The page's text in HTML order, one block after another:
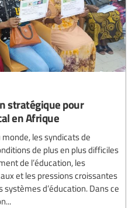
stratégique pour
en Afrique
les syndicats de
de plus en plus difficiles
de l’éducation, les
et les pressions croissantes
d’éducation. Dans ce